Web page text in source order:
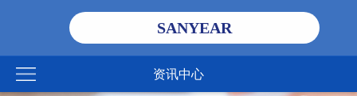
SANYEAR
资讯中心